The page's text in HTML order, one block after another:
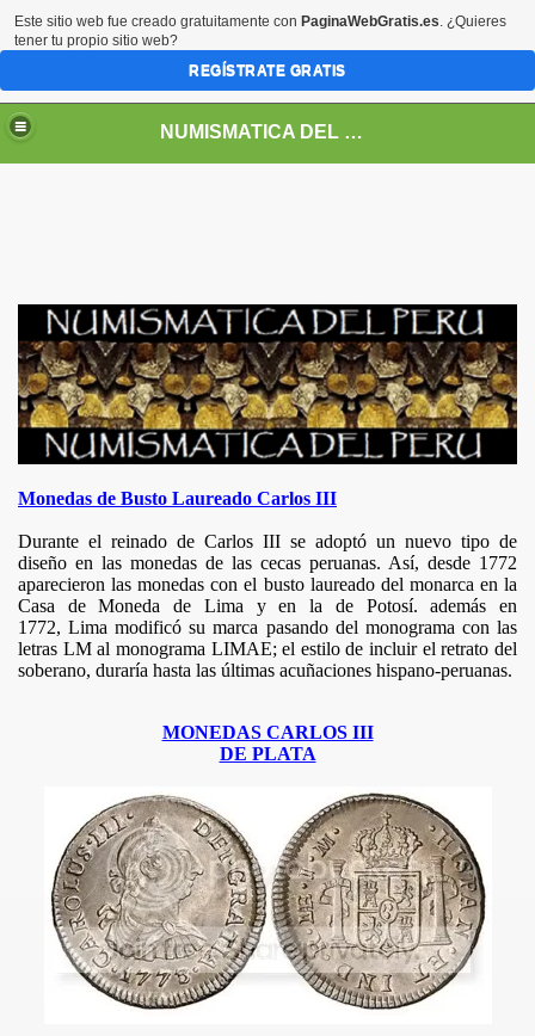
NUMISMATICA DEL PERU
Monedas de Busto Laureado Carlos III
Durante el reinado de Carlos III se adoptó un nuevo tipo de
diseño en las monedas de las cecas peruanas. Así, desde 1772
aparecieron las monedas con el busto laureado del monarca en la
Casa de Moneda de Lima y en la de Potosí. además en
1772, Lima modificó su marca pasando del monograma con las
letras LM al monograma LIMAE; el estilo de incluir el retrato del
soberano, duraría hasta las últimas acuñaciones hispano-peruanas.
MONEDAS CARLOS III
DE PLATA
III
IV
VII
Este sitio web fue creado gratuitamente con PaginaWebGratis.es. ¿Quieres
tener tu propio sitio web?
REGÍSTRATE GRATIS